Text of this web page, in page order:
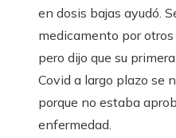
en dosis bajas ayudó.
medicamento por
pero dijo que su
Covid a largo plazo se
porque no estaba
enfermedad.